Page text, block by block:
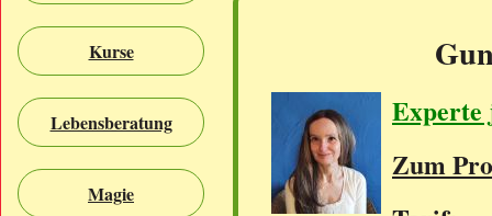
Kurse
Lebensberatung
Magie
Experte
Zum